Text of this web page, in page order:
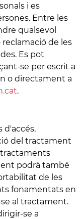
i es
Entre les
qualsevol
de les
Es pot
se per escrit a
o directament a
.
d'accés,
del tractament
tractaments
podrà també
de les
fonamentats en
al tractament.
se a